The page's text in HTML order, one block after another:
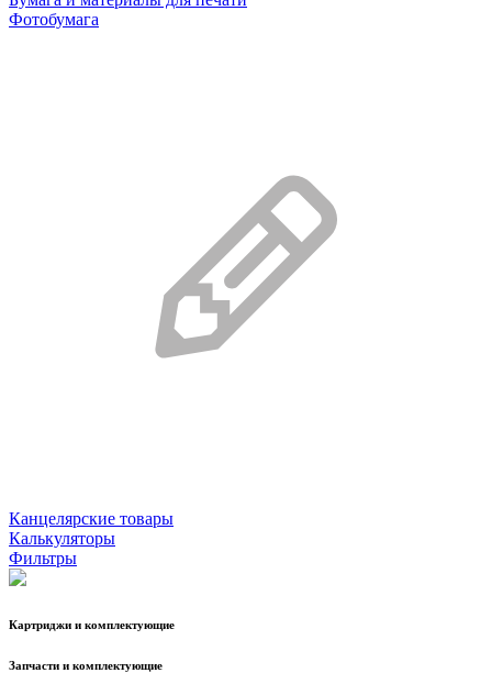
Фотобумага
Канцелярские товары
Калькуляторы
Фильтры
Картриджи и комплектующие
Запчасти и комплектующие